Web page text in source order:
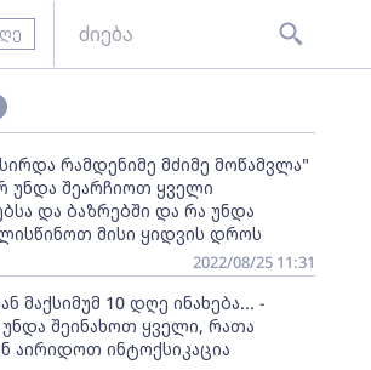
რამდენიმე მძიმე მოწამვლა"
უნდა შეარჩიოთ ყველი
და ბაზრებში და რა უნდა
მისი ყიდვის დროს
2022/08/25 11:31
მაქსიმუმ 10 დღე ინახება... -
შეინახოთ ყველი, რათა
აირიდოთ ინტოქსიკაცია